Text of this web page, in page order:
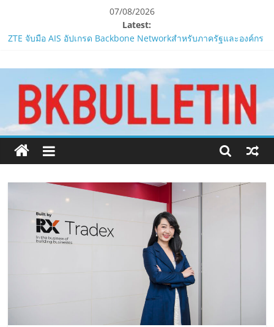
content
07/08/2026
Latest:
Smilegate ฉลองครบรอบ 1 ปี “Lordnine”เปิดตัวเซิร์ฟใหม่ ‘Helena’
บูสต์ EXP กระฉูด 50% พร้อมแจกซัมมอนสูงสุด 1,111 ครั้ง!
ธุรกิจ มุ่งเสริมรากฐานเศรษฐกิจดิจิทัลให้แกร่งยิ่งขึ้น
“ปลัด ทส.” เผย “รมว.สุชาติ” มอบหมายเป็นประธาน เปิดงาน
Biodiversity & Bioeconomy Forum 2026เดินหน้าขับเคลื่อน
นโยบาย Nature Positive สู่เศรษฐกิจชีวภาพที่ยั่งยืน
ห้ามพลาด! Smilegate เปิดตัว ‘เฮเลนา’ เซิร์ฟเวอร์ใหม่ของ
LORDNINE 29 ก.ค. นี้
LORDNINE ครบรอบ 1 ปี! Smilegate เปิด “Helena” เซิร์ฟฯ ใหม่
พร้อมอาวุธเคียวและศึกกิลด์-PvP เดือดครึ่งปีหลัง 2026
เสนอ
ข่าว
ครบ
ทุก